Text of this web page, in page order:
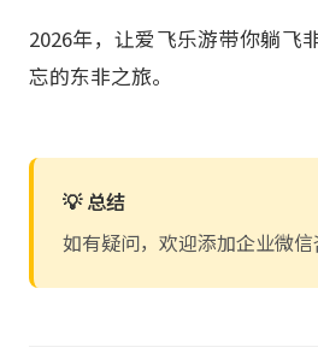
2026年，让爱飞乐游带你躺飞
忘的东非之旅。
💡 总结
如有疑问，欢迎添加企业微信